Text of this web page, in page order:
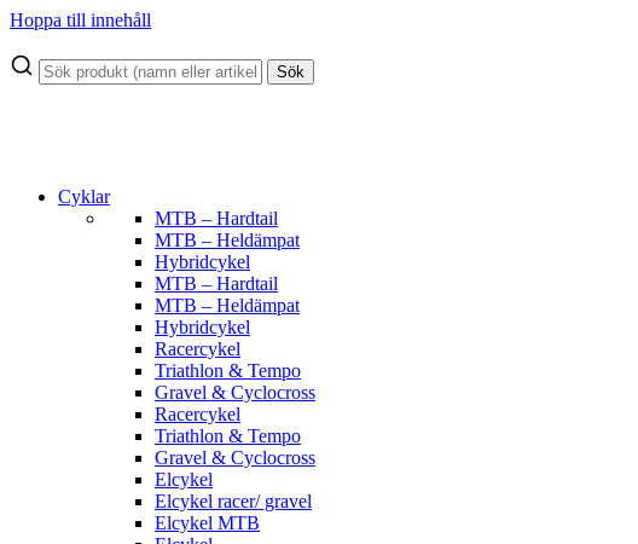
Hoppa till innehåll
Sök
Cyklar
MTB – Hardtail
MTB – Heldämpat
Hybridcykel
MTB – Hardtail
MTB – Heldämpat
Hybridcykel
Racercykel
Triathlon & Tempo
Gravel & Cyclocross
Racercykel
Triathlon & Tempo
Gravel & Cyclocross
Elcykel
Elcykel racer/ gravel
Elcykel MTB